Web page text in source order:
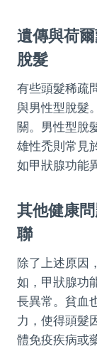
遺傳與荷
脫髮
有些頭髮稀疏
與男性型脫髮
關。男性型脫
雄性禿則常見
如甲狀腺功能
其他健康
聯
除了上述原因
如，甲狀腺功
長異常。貧血
力，使得頭髮
體免疫疾病或